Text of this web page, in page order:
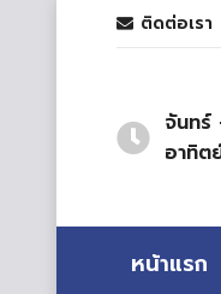
ติดต่อเรา
จันทร์
อาทิต
หน้าแรก